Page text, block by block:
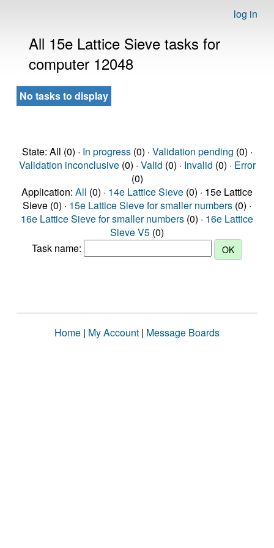
log in
All 15e Lattice Sieve tasks for
computer 12048
No tasks to display
State: All (0) · In progress(0) · Validation pending (0) ·
Validation inconclusive(0) · Valid (0) · Invalid (0) · Error
(0)
Application: All (0) · 14e Lattice Sieve (0) · 15e Lattice
Sieve (0) · 15e Lattice Sieve for smaller numbers (0) ·
16e Lattice Sieve for smaller numbers (0) · 16e Lattice
Sieve V5 (0)
Task name:
Home | My Account | Message Boards